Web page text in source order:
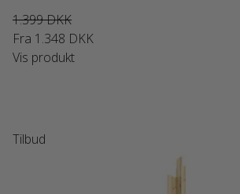
1.399 DKK
Fra 1.348 DKK
Vis produkt
Tilbud